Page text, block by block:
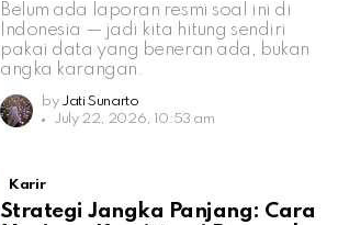
Belum ada laporan resmi soal ini di
Indonesia — jadi kita hitung sendiri
pakai data yang beneran ada, bukan
angka karangan.
by Jati Sunarto
July 22, 2026, 10:53 am
Karir
Strategi Jangka Panjang: Cara